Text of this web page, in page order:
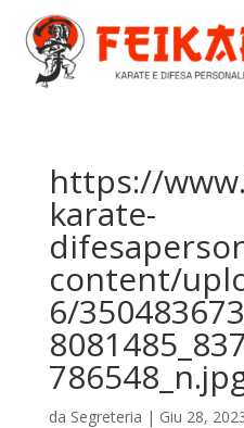
https://
karate-
content/
6/
da Segreteria | Giu 28,